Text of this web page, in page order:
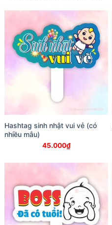
Hashtag sinh nhật vui vẻ (có
nhiều mẫu)
45.000₫